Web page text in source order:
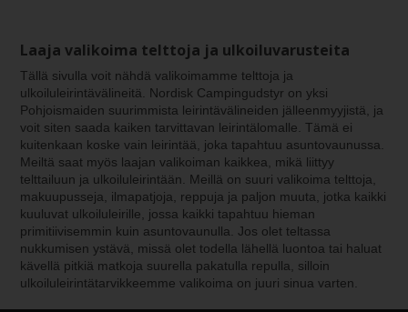
Laaja valikoima telttoja ja ulkoiluvarusteita
Tällä sivulla voit nähdä valikoimamme telttoja ja
ulkoiluleirintävälineitä. Nordisk Campingudstyr on yksi
Pohjoismaiden suurimmista leirintävälineiden jälleenmyyjistä, ja
voit siten saada kaiken tarvittavan leirintälomalle. Tämä ei
kuitenkaan koske vain leirintää, joka tapahtuu asuntovaunussa.
Meiltä saat myös laajan valikoiman kaikkea, mikä liittyy
telttailuun ja ulkoiluleirintään. Meillä on suuri valikoima telttoja,
makuupusseja, ilmapatjoja, reppuja ja paljon muuta, jotka kaikki
kuuluvat ulkoiluleirille, jossa kaikki tapahtuu hieman
primitiivisemmin kuin asuntovaunulla. Jos olet teltassa
nukkumisen ystävä, missä olet todella lähellä luontoa tai haluat
kävellä pitkiä matkoja suurella pakatulla repulla, silloin
ulkoiluleirintätarvikkeemme valikoima on juuri sinua varten.